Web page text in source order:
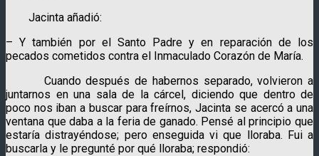
Jacinta añadió:
– Y también por el Santo Padre y en reparación de los
pecados cometidos contra el Inmaculado Corazón de María.
Cuando después de habernos separado, volvieron a
juntarnos en una sala de la cárcel, diciendo que dentro de
poco nos iban a buscar para freírnos, Jacinta se acercó a una
ventana que daba a la feria de ganado. Pensé al principio que
estaría distrayéndose; pero enseguida vi que lloraba. Fui a
buscarla y le pregunté por qué lloraba; respondió: